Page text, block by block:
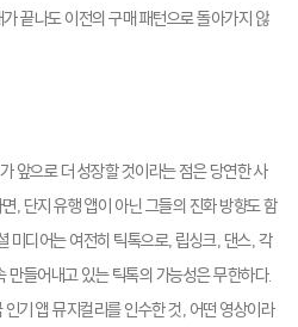
끝나도 이전의 구매 패턴으로 돌아가지 않
앞으로 더 성장할 것이라는 점은 당연한 사
, 단지 유행 앱이 아닌 그들의 진화 방향도 함
미디어는 여전히 틱톡으로, 립싱크, 댄스, 각
만들어내고 있는 틱톡의 가능성은 무한하다.
기 앱 뮤지컬리를 인수한 것, 어떤 영상이라